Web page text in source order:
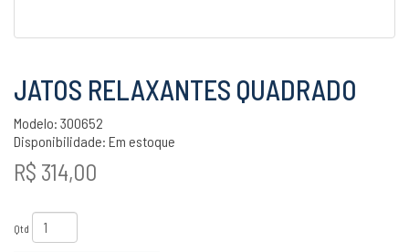
JATOS RELAXANTES QUADRADO
Modelo: 300652
Disponibilidade: Em estoque
R$ 314,00
Qtd